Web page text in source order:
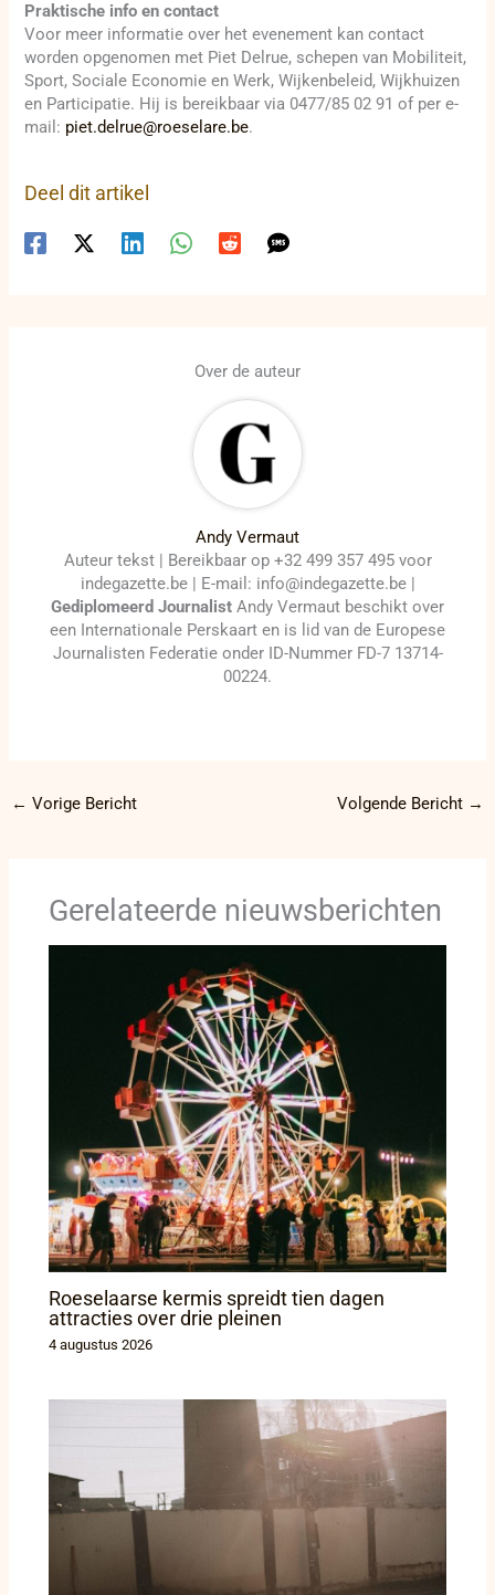
Praktische info en contact
Voor meer informatie over het evenement kan contact
worden opgenomen met Piet Delrue, schepen van Mobiliteit,
Sport, Sociale Economie en Werk, Wijkenbeleid, Wijkhuizen
en Participatie. Hij is bereikbaar via 0477/85 02 91 of per e-
mail: piet.delrue@roeselare.be.
Deel dit artikel
Over de auteur
Andy Vermaut
Auteur tekst | Bereikbaar op +32 499 357 495 voor
indegazette.be | E-mail: info@indegazette.be |
Gediplomeerd Journalist Andy Vermaut beschikt over
een Internationale Perskaart en is lid van de Europese
Journalisten Federatie onder ID-Nummer FD-7 13714-
00224.
← Vorige Bericht Volgende Bericht →
Gerelateerde nieuwsberichten
Roeselaarse kermis spreidt tien dagen
attracties over drie pleinen
4 augustus 2026